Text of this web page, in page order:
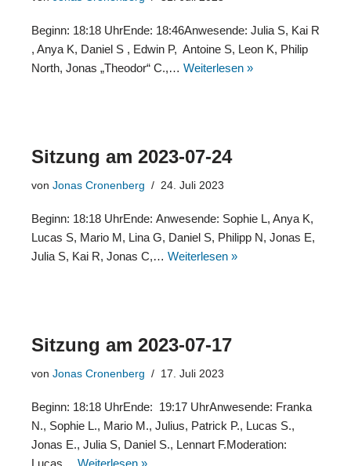
Beginn: 18:18 UhrEnde: 18:46Anwesende: Julia S, Kai R
, Anya K, Daniel S , Edwin P, Antoine S, Leon K, Philip
North, Jonas „Theodor“ C.,… Weiterlesen »
Sitzung am 2023-07-24
von Jonas Cronenberg 24. Juli 2023
Beginn: 18:18 UhrEnde: Anwesende: Sophie L, Anya K,
Lucas S, Mario M, Lina G, Daniel S, Philipp N, Jonas E,
Julia S, Kai R, Jonas C,… Weiterlesen »
Sitzung am 2023-07-17
von Jonas Cronenberg 17. Juli 2023
Beginn: 18:18 UhrEnde: 19:17 UhrAnwesende: Franka
N., Sophie L., Mario M., Julius, Patrick P., Lucas S.,
Jonas E., Julia S, Daniel S., Lennart F.Moderation:
Lucas… Weiterlesen »